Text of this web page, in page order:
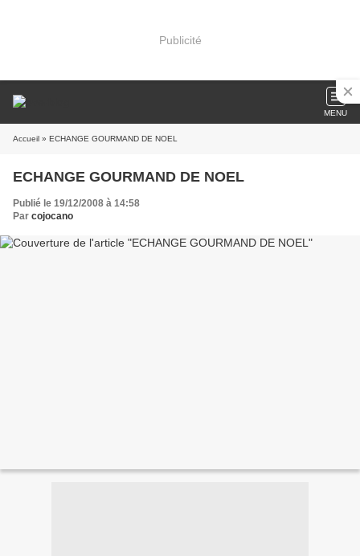
Publicité
MENU
Accueil » ECHANGE GOURMAND DE NOEL
ECHANGE GOURMAND DE NOEL
Publié le 19/12/2008 à 14:58
Par cojocano